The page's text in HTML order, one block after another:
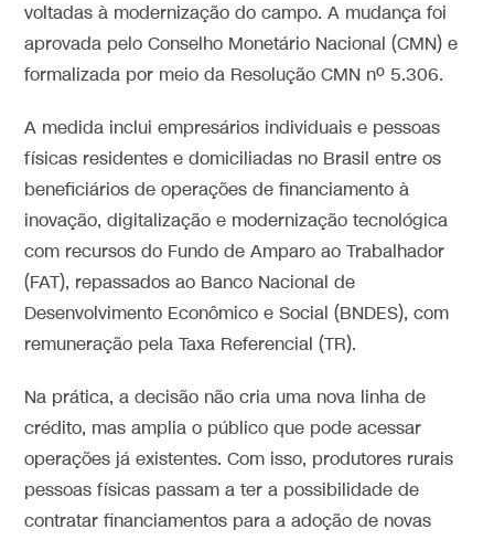
voltadas à modernização do campo. A mudança foi
aprovada pelo Conselho Monetário Nacional (CMN) e
formalizada por meio da Resolução CMN nº 5.306.
A medida inclui empresários individuais e pessoas
físicas residentes e domiciliadas no Brasil entre os
beneficiários de operações de financiamento à
inovação, digitalização e modernização tecnológica
com recursos do Fundo de Amparo ao Trabalhador
(FAT), repassados ao Banco Nacional de
Desenvolvimento Econômico e Social (BNDES), com
remuneração pela Taxa Referencial (TR).
Na prática, a decisão não cria uma nova linha de
crédito, mas amplia o público que pode acessar
operações já existentes. Com isso, produtores rurais
pessoas físicas passam a ter a possibilidade de
contratar financiamentos para a adoção de novas